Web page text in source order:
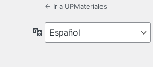
← Ir a UPMateriales
Idioma